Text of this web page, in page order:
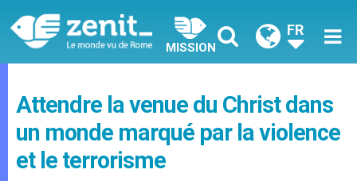
MISSION
FR
Attendre la venue du Christ dans
un monde marqué par la violence
et le terrorisme